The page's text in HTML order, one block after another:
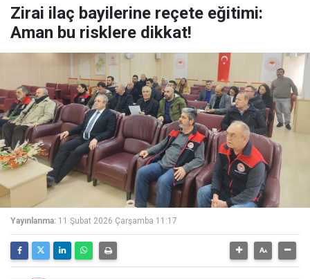
Zirai ilaç bayilerine reçete eğitimi:
Aman bu risklere dikkat!
Yayınlanma: 11 Şubat 2026 Çarşamba 11:17